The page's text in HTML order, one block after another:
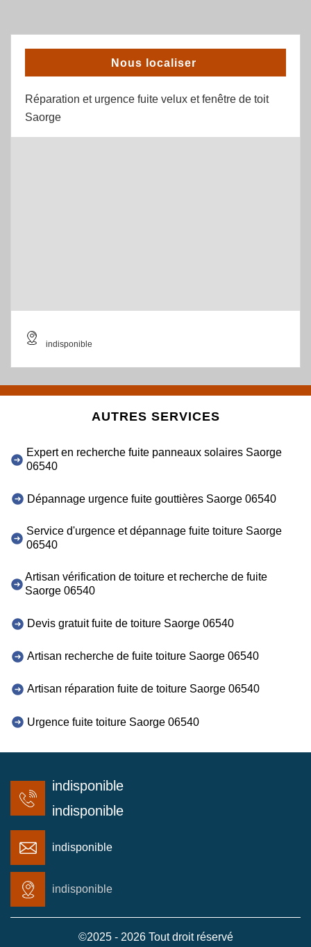
Nous localiser
Réparation et urgence fuite velux et fenêtre de toit
Saorge
indisponible
AUTRES SERVICES
Expert en recherche fuite panneaux solaires Saorge
06540
Dépannage urgence fuite gouttières Saorge 06540
Service d'urgence et dépannage fuite toiture Saorge
06540
Artisan vérification de toiture et recherche de fuite
Saorge 06540
Devis gratuit fuite de toiture Saorge 06540
Artisan recherche de fuite toiture Saorge 06540
Artisan réparation fuite de toiture Saorge 06540
Urgence fuite toiture Saorge 06540
indisponible
indisponible
indisponible
indisponible
©2025 - 2026 Tout droit réservé